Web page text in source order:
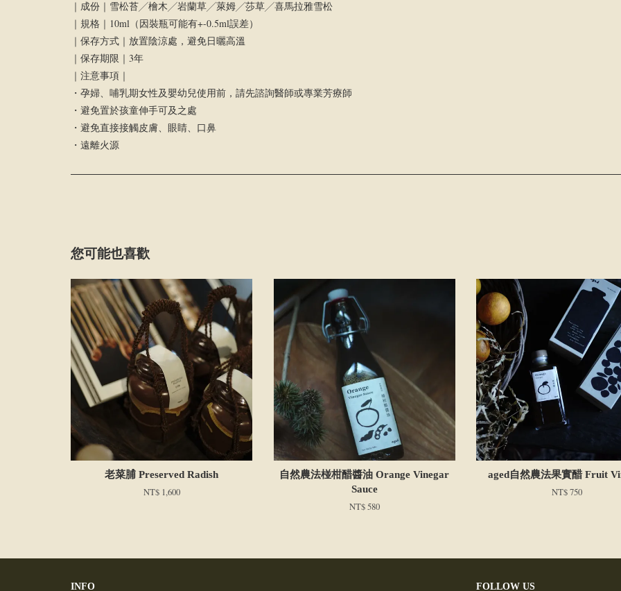
｜成份｜雪松苔╱檜⽊╱岩蘭草╱萊姆╱莎草╱喜⾺拉雅雪松
｜規格｜10ml（因裝瓶可能有+-0.5ml誤差）
｜保存方式｜放置陰涼處，避免⽇曬⾼溫
｜保存期限｜3年
｜注意事項｜
・孕婦、哺乳期女性及嬰幼兒使用前，請先諮詢醫師或專業芳療師
・避免置於孩童伸手可及之處
・避免直接接觸⽪膚、眼睛、口⿐
・遠離⽕源
您可能也喜歡
老菜脯 Preserved Radish
NT$ 1,600
自然農法椪柑醋醬油 Orange Vinegar
Sauce
NT$ 580
aged自然農法果實醋 Fruit
NT$ 750
INFO FOLLOW US